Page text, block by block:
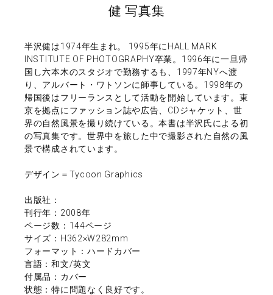
健 写真集
半沢健は1974年生まれ。 1995年にHALL MARK
INSTITUTE OF PHOTOGRAPHY卒業。1996年に一旦帰
国し六本木のスタジオで勤務するも、1997年NYへ渡
り、アルバート・ワトソンに師事している。1998年の
帰国後はフリーランスとして活動を開始しています。東
京を拠点にファッション誌や広告、CDジャケット、世
界の自然風景を撮り続けている。本書は半沢氏による初
の写真集です。世界中を旅した中で撮影された自然の風
景で構成されています。
デザイン＝Tycoon Graphics
出版社：
刊行年：2008年
ページ数：144ページ
サイズ：H362×W282mm
フォーマット：ハードカバー
言語：和文/英文
付属品：カバー
状態：特に問題なく良好です。